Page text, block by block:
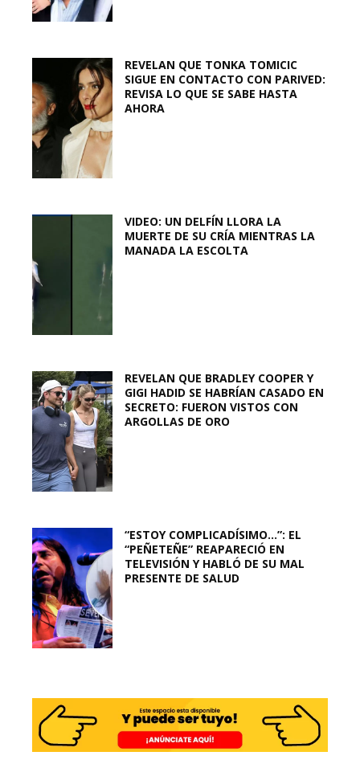
REVELAN QUE TONKA TOMICIC
SIGUE EN CONTACTO CON PARIVED:
REVISA LO QUE SE SABE HASTA
AHORA
VIDEO: UN DELFÍN LLORA LA
MUERTE DE SU CRÍA MIENTRAS LA
MANADA LA ESCOLTA
REVELAN QUE BRADLEY COOPER Y
GIGI HADID SE HABRÍAN CASADO EN
SECRETO: FUERON VISTOS CON
ARGOLLAS DE ORO
“ESTOY COMPLICADÍSIMO…”: EL
“PEÑETEÑE” REAPARECIÓ EN
TELEVISIÓN Y HABLÓ DE SU MAL
PRESENTE DE SALUD